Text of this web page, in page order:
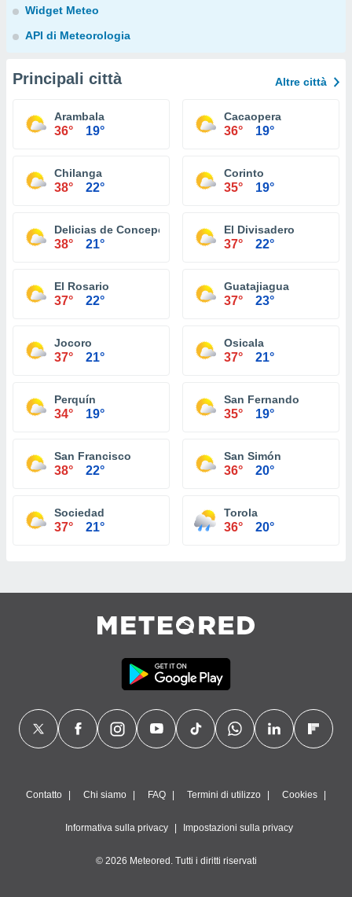
Widget Meteo
API di Meteorologia
Principali città Altre città
Arambala
36° 19°
Cacaopera
36° 19°
Chilanga
38° 22°
Corinto
35° 19°
Delicias de Concepción
38° 21°
El Divisadero
37° 22°
El Rosario
37° 22°
Guatajiagua
37° 23°
Jocoro
37° 21°
Osicala
37° 21°
Perquín
34° 19°
San Fernando
35° 19°
San Francisco
38° 22°
San Simón
36° 20°
Sociedad
37° 21°
Torola
36° 20°
Contatto Chi siamo FAQ Termini di utilizzo Cookies
Informativa sulla privacy Impostazioni sulla privacy
© 2026 Meteored. Tutti i diritti riservati